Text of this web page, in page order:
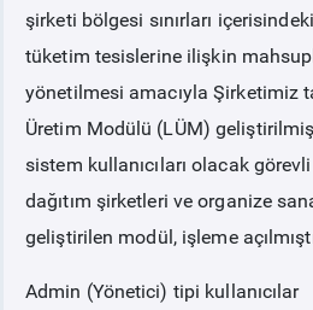
MALİ UZLAŞTIRMA
DUYURULAR
şirketi bölgesi sınırları
tüketim tesislerine ilişkin
yönetilmesi amacıyla Şirketimiz
Üretim Modülü (LÜM)
sistem kullanıcıları olacak
dağıtım şirketleri ve organize
geliştirilen modül, işleme
Admin (Yönetici) tipi kullanıcılar